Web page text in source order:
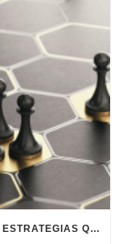
MARKETING DIGITAL CON IMPACTO: ESTRATEGIAS QUE GENERAN RESULTADOS